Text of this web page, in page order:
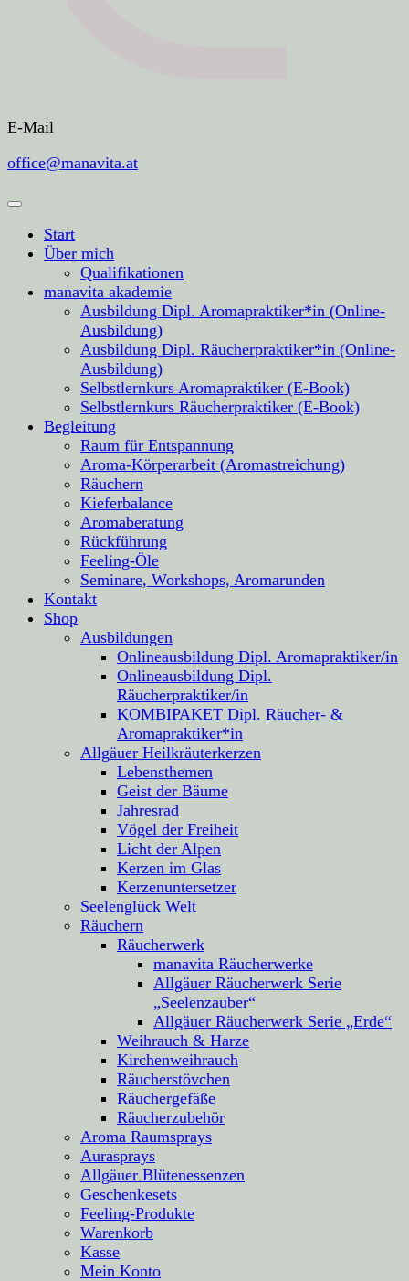
E-Mail
office@manavita.at
Start
Über mich
Qualifikationen
manavita akademie
Ausbildung Dipl. Aromapraktiker*in (Online-
Ausbildung)
Ausbildung Dipl. Räucherpraktiker*in (Online-
Ausbildung)
Selbstlernkurs Aromapraktiker (E-Book)
Selbstlernkurs Räucherpraktiker (E-Book)
Begleitung
Raum für Entspannung
Aroma-Körperarbeit (Aromastreichung)
Räuchern
Kieferbalance
Aromaberatung
Rückführung
Feeling-Öle
Seminare, Workshops, Aromarunden
Kontakt
Shop
Ausbildungen
Onlineausbildung Dipl. Aromapraktiker/in
Onlineausbildung Dipl.
Räucherpraktiker/in
KOMBIPAKET Dipl. Räucher- &
Aromapraktiker*in
Allgäuer Heilkräuterkerzen
Lebensthemen
Geist der Bäume
Jahresrad
Vögel der Freiheit
Licht der Alpen
Kerzen im Glas
Kerzenuntersetzer
Seelenglück Welt
Räuchern
Räucherwerk
manavita Räucherwerke
Allgäuer Räucherwerk Serie
„Seelenzauber“
Allgäuer Räucherwerk Serie „Erde“
Weihrauch & Harze
Kirchenweihrauch
Räucherstövchen
Räuchergefäße
Räucherzubehör
Aroma Raumsprays
Aurasprays
Allgäuer Blütenessenzen
Geschenkesets
Feeling-Produkte
Warenkorb
Kasse
Mein Konto